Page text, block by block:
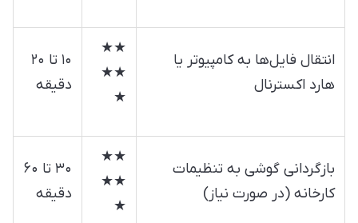
انتقال فایل‌ها به کامپیوتر یا
هارد اکسترنال
★★
★★
★
۱۰ تا ۲۰
دقیقه
بازگردانی گوشی به تنظیمات
کارخانه (در صورت نیاز)
★★
★★
★
۳۰ تا ۶۰
دقیقه